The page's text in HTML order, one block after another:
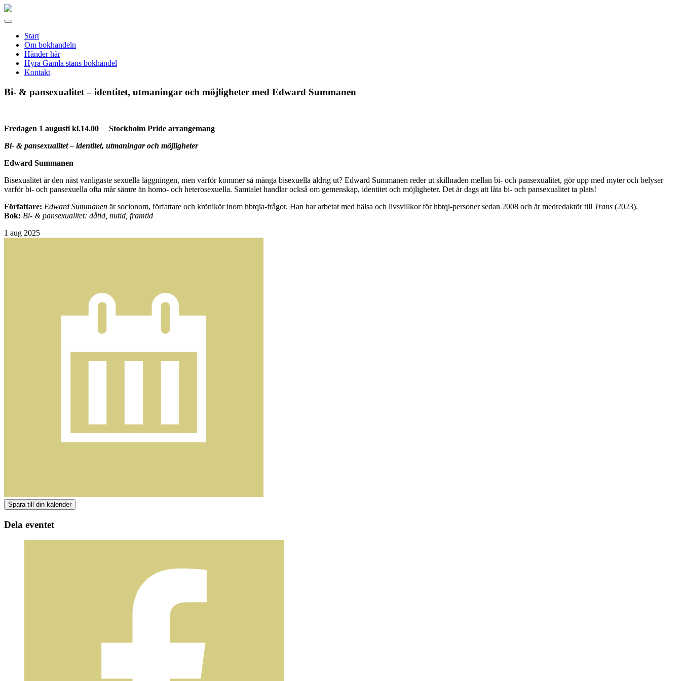
Gamla
Meny
Start
Om bokhandeln
Händer här
Hyra Gamla stans bokhandel
Kontakt
Bi- & pansexualitet – identitet, utmaningar och möjligheter med Edward Summanen
Fredagen 1 augusti kl.14.00 Stockholm Pride arrangemang
Bi- & pansexualitet – identitet, utmaningar och möjligheter
Edward Summanen
Bisexualitet är den näst vanligaste sexuella läggningen, men varför kommer så många bisexuella aldrig ut? Edward Summanen reder ut skillnaden mellan bi- och pansexualitet, gör upp med myter och belyser
varför bi- och pansexuella ofta mår sämre än homo- och heterosexuella. Samtalet handlar också om gemenskap, identitet och möjligheter. Det är dags att låta bi- och pansexualitet ta plats!
Författare: Edward Summanen är socionom, författare och krönikör inom hbtqia-frågor. Han har arbetat med hälsa och livsvillkor för hbtqi-personer sedan 2008 och är medredaktör till Trans (2023).
Bok: Bi- & pansexualitet: dåtid, nutid, framtid
1 aug 2025
Dela eventet